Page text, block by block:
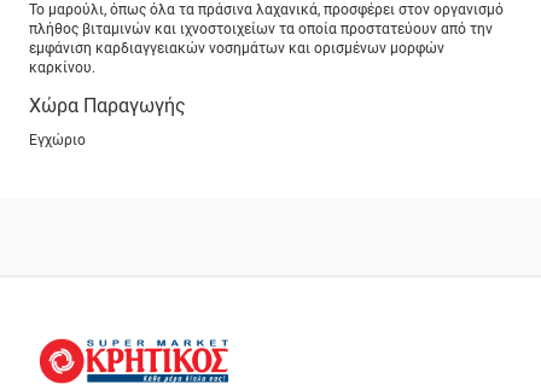
Το μαρούλι, όπως όλα τα πράσινα λαχανικά, προσφέρει στον οργανισμό
πλήθος βιταμινών και ιχνοστοιχείων τα οποία προστατεύουν από την
εμφάνιση καρδιαγγειακών νοσημάτων και ορισμένων μορφών
καρκίνου.
Χώρα Παραγωγής
Εγχώριο